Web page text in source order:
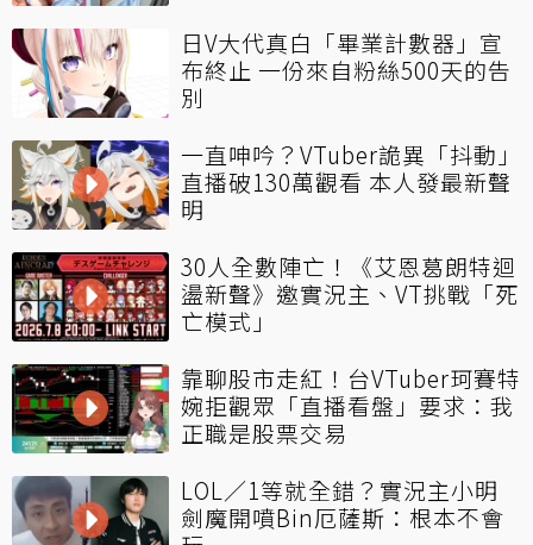
日V大代真白「畢業計數器」宣
布終止 一份來自粉絲500天的告
別
一直呻吟？VTuber詭異「抖動」
直播破130萬觀看 本人發最新聲
明
30人全數陣亡！《艾恩葛朗特迴
盪新聲》邀實況主、VT挑戰「死
亡模式」
靠聊股市走紅！台VTuber珂賽特
婉拒觀眾「直播看盤」要求：我
正職是股票交易
LOL／1等就全錯？實況主小明
劍魔開噴Bin厄薩斯：根本不會